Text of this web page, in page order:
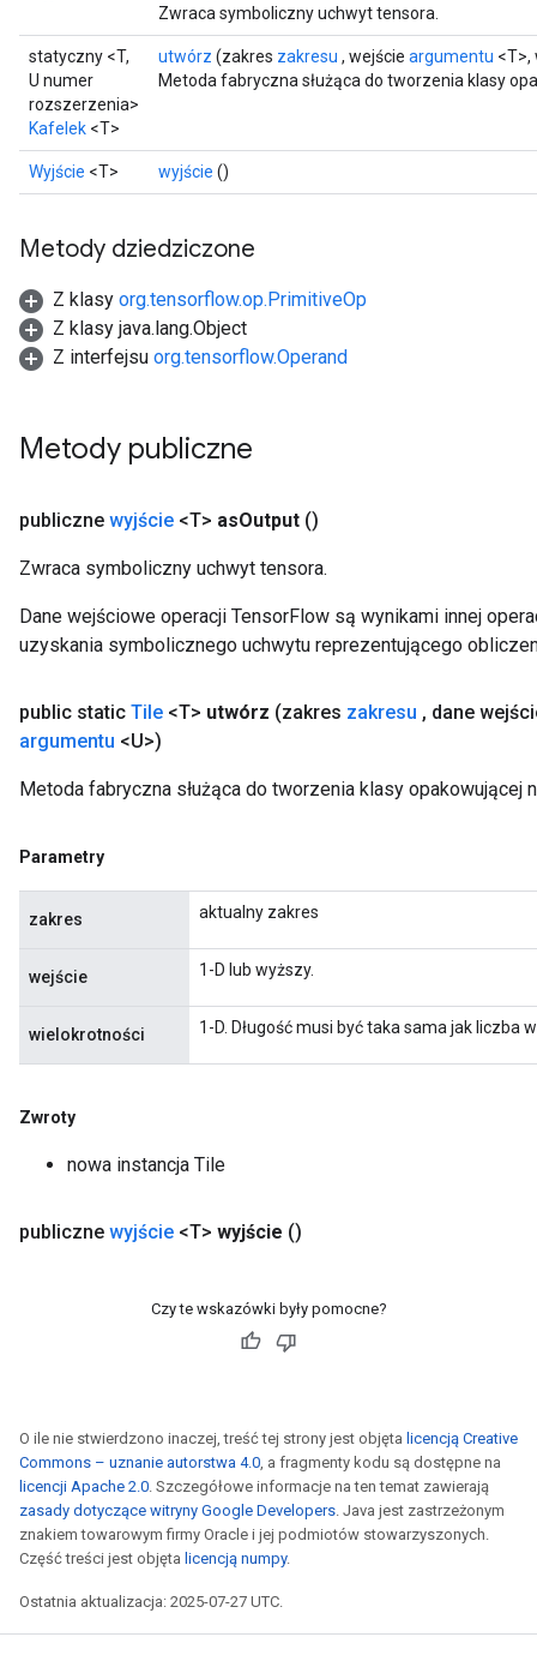
Zwraca symboliczny uchwyt tensora.
statyczny <T,
U numer
rozszerzenia>
Kafelek <T>
utwórz (zakres zakresu , wejście argumentu
Metoda fabryczna służąca do tworzenia klasy
Wyjście <T> wyjście ()
Metody dziedziczone
Z klasy org.tensorflow.op.PrimitiveOp
Z klasy java.lang.Object
Z interfejsu org.tensorflow.Operand
Metody publiczne
publiczne wyjście <T> asOutput ()
Zwraca symboliczny uchwyt tensora.
Dane wejściowe operacji TensorFlow są wynikami innej
uzyskania symbolicznego uchwytu reprezentującego
public static Tile <T> utwórz (zakres zakresu , dane
argumentu <U>)
Metoda fabryczna służąca do tworzenia klasy opakowującej
Parametry
zakres aktualny zakres
wejście 1-D lub wyższy.
wielokrotności 1-D. Długość musi być taka sama jak liczba
Zwroty
nowa instancja Tile
publiczne wyjście <T> wyjście ()
Czy te wskazówki były pomocne?
O ile nie stwierdzono inaczej, treść tej strony jest objęta licencją Creative
Commons – uznanie autorstwa 4.0, a fragmenty kodu są dostępne na
licencji Apache 2.0. Szczegółowe informacje na ten temat zawierają
zasady dotyczące witryny Google Developers. Java jest zastrzeżonym
znakiem towarowym firmy Oracle i jej podmiotów stowarzyszonych.
Część treści jest objęta licencją numpy.
Ostatnia aktualizacja: 2025-07-27 UTC.